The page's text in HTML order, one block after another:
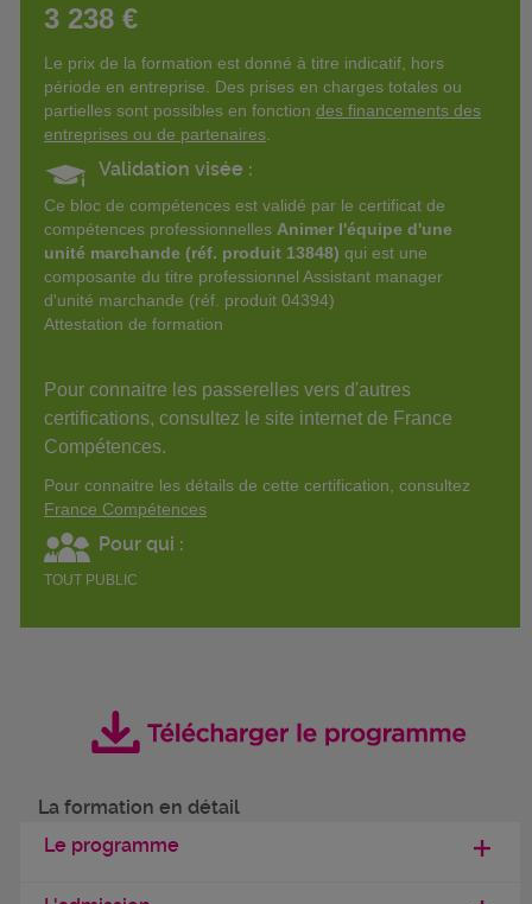
3 238 €
Le prix de la formation est donné à titre indicatif, hors
période en entreprise. Des prises en charges totales ou
partielles sont possibles en fonction des financements des
entreprises ou de partenaires
Validation visée :
Ce bloc de compétences est validé par le certificat de
compétences professionnelles Animer l'équipe d'une
unité marchande (réf. produit 13848) qui est une
composante du titre professionnel Assistant manager
d'unité marchande (réf. produit 04394)
Attestation de formation
Pour connaitre les passerelles vers d'autres
certifications, consultez le site internet de France
Compétences.
Pour connaitre les détails de cette certification, consultez
France Compétences
Pour qui :
TOUT PUBLIC
La formation en détail
Le programme